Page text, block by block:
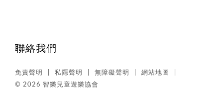
聯絡我們
免責聲明 私隱聲明 無障礙聲明
網站地圖
© 2026 智樂兒童遊樂協會